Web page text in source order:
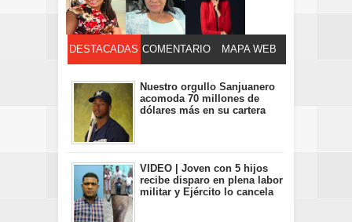
DESTACADAS COMENTARIO MAPA WEB
Nuestro orgullo Sanjuanero
acomoda 70 millones de
dólares más en su cartera
VIDEO | Joven con 5 hijos
recibe disparo en plena labor
militar y Ejército lo cancela